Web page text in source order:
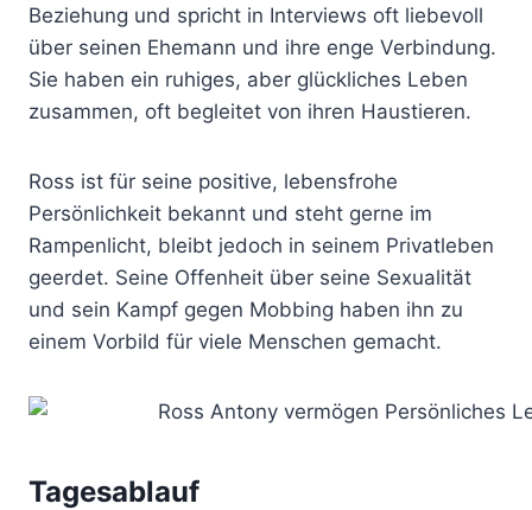
Beziehung und spricht in Interviews oft liebevoll
über seinen Ehemann und ihre enge Verbindung.
Sie haben ein ruhiges, aber glückliches Leben
zusammen, oft begleitet von ihren Haustieren.
Ross ist für seine positive, lebensfrohe
Persönlichkeit bekannt und steht gerne im
Rampenlicht, bleibt jedoch in seinem Privatleben
geerdet. Seine Offenheit über seine Sexualität
und sein Kampf gegen Mobbing haben ihn zu
einem Vorbild für viele Menschen gemacht.
Tagesablauf